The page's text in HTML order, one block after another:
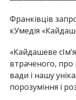
Франківців
кУмедія
«Кайдашеве
втраченого, про
вади і нашу
порозуміння і